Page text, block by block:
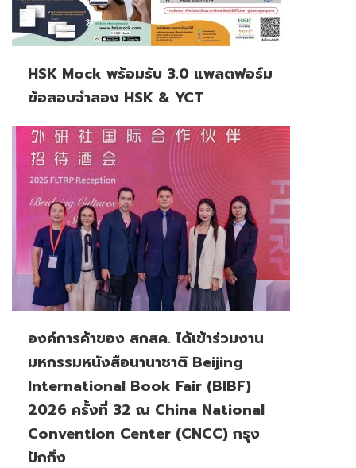
HSK Mock พร้อมรับ 3.0 แพลตฟอร์ม
ข้อสอบจำลอง HSK & YCT
องค์การค้าของ สกสค. ได้เข้าร่วมงาน
มหกรรมหนังสือนานาชาติ ⁠Beijing
International Book Fair (BIBF)
2026 ครั้งที่ 32 ณ ⁠China National
Convention Center (CNCC) กรุง
ปักกิ่ง